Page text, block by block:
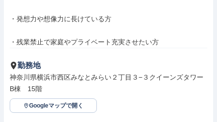
・発想力や想像力に長けている方
・残業禁止で家庭やプライベート充実させたい方
勤務地
神奈川県横浜市西区みなとみらい２丁目３−３クイーンズタワー
B棟　15階
Googleマップで開く